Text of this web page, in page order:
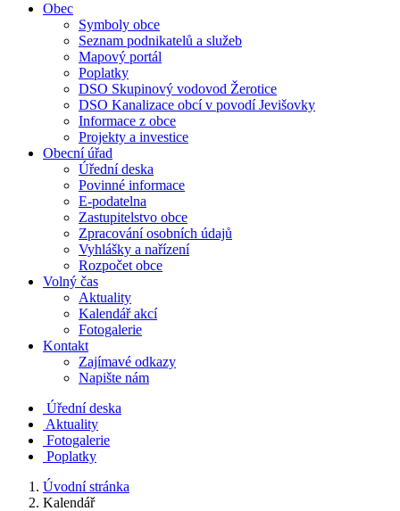
Obec
Symboly obce
Seznam podnikatelů a služeb
Mapový portál
Poplatky
DSO Skupinový vodovod Žerotice
DSO Kanalizace obcí v povodí Jevišovky
Informace z obce
Projekty a investice
Obecní úřad
Úřední deska
Povinné informace
E-podatelna
Zastupitelstvo obce
Zpracování osobních údajů
Vyhlášky a nařízení
Rozpočet obce
Volný čas
Aktuality
Kalendář akcí
Fotogalerie
Kontakt
Zajímavé odkazy
Napište nám
Úřední deska
Aktuality
Fotogalerie
Poplatky
Úvodní stránka
Kalendář